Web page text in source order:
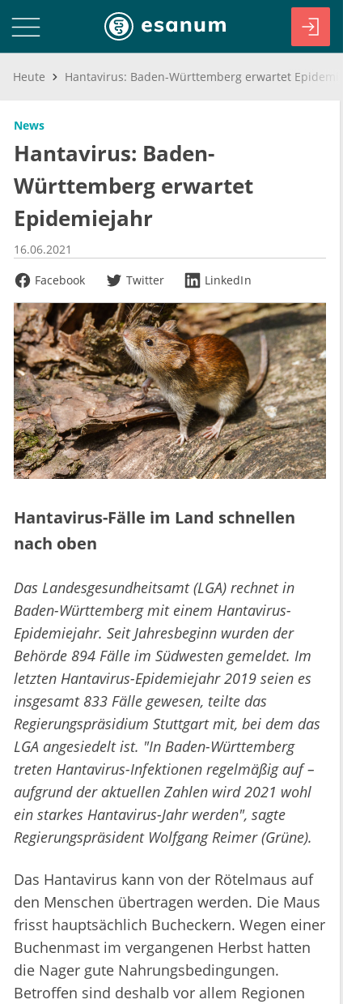
Heute
News
Hantavirus: Baden-
Württemberg erwartet
Epidemiejahr
16.06.2021
Facebook
Twitter LinkedIn
Hantavirus-Fälle im Land schnellen
nach oben
Das Landesgesundheitsamt (LGA) rechnet in
Baden-Württemberg mit einem Hantavirus-
Epidemiejahr. Seit Jahresbeginn wurden der
Behörde 894 Fälle im Südwesten gemeldet. Im
letzten Hantavirus-Epidemiejahr 2019 seien es
insgesamt 833 Fälle gewesen, teilte das
Regierungspräsidium Stuttgart mit, bei dem das
LGA angesiedelt ist. "In Baden-Württemberg
treten Hantavirus-Infektionen regelmäßig auf –
aufgrund der aktuellen Zahlen wird 2021 wohl
ein starkes Hantavirus-Jahr werden", sagte
Regierungspräsident Wolfgang Reimer (Grüne).
Das Hantavirus kann von der Rötelmaus auf
den Menschen übertragen werden. Die Maus
frisst hauptsächlich Bucheckern. Wegen einer
Buchenmast im vergangenen Herbst hatten
die Nager gute Nahrungsbedingungen.
Betroffen sind deshalb vor allem Regionen